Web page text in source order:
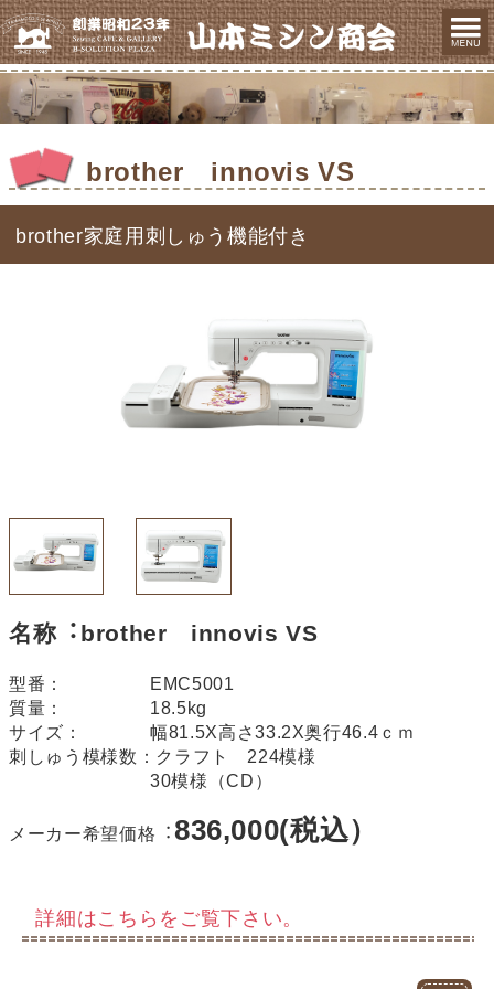
brother innovis VS
brother家庭用刺しゅう機能付き
名称︓brother innovis VS
型番：
EMC5001
質量：
18.5kg
サイズ：
幅81.5X高さ33.2X奥行46.4ｃｍ
刺しゅう模様数： クラフト 224模様
30模様（CD）
メーカー希望価格︓ 836,000(税込）
詳細はこちらをご覧下さい。